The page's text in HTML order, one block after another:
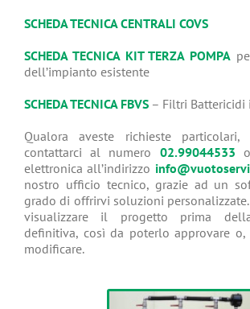
SCHEDA TECNICA CENTRALI COVS
SCHEDA TECNICA KIT TERZA POMPA
dell’impianto esistente
SCHEDA TECNICA FBVS – Filtri Battericidi
Qualora aveste richieste
contattarci al numero 02.99044533
elettronica all’indirizzo
nostro ufficio tecnico, grazie ad un
grado di offrirvi soluzioni
visualizzare il progetto prima
definitiva, così da poterlo approvare o,
modificare.